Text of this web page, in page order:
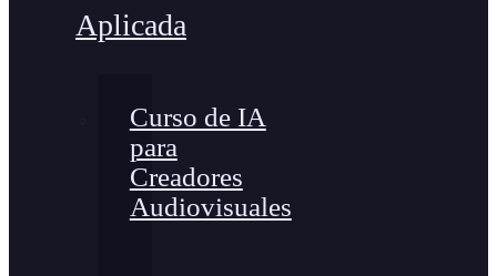
Aplicada
Curso de IA
para
Creadores
Audiovisuales